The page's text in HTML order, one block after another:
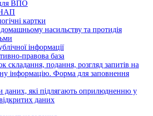
ВПО
картки
насильству та протидія
інформації
правова база
складання, подання, розгляд запитів на
інформацію. Форма для заповнення
даних, які підлягають оприлюдненню у
даних